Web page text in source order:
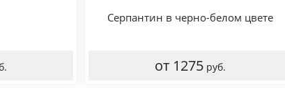
Серпантин в черно-белом цвете
от 1275 руб.